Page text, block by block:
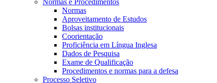
Normas e Procedimentos
Normas
Aproveitamento de Estudos
Bolsas institucionais
Coorientação
Proficiência em Língua Inglesa
Dados de Pesquisa
Exame de Qualificação
Procedimentos e normas para a defesa
Processo Seletivo